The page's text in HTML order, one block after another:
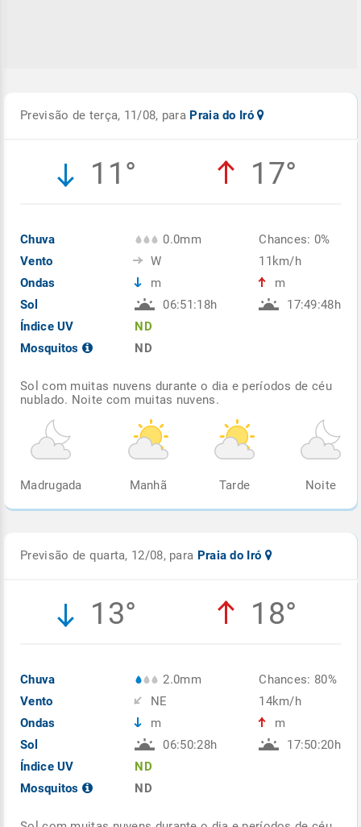
Previsão de terça, 11/08, para Praia do Iró
11° 17°
Chuva
Vento
Ondas
Sol
Índice UV
Mosquitos
0.0mm
W
m
06:51:18h
ND
ND
Chances: 0%
11km/h
m
17:49:48h
Sol com muitas nuvens durante o dia e períodos de céu
nublado. Noite com muitas nuvens.
Madrugada Manhã Tarde Noite
Previsão de quarta, 12/08, para Praia do Iró
13° 18°
Chuva
Vento
Ondas
Sol
Índice UV
Mosquitos
2.0mm
NE
m
06:50:28h
ND
ND
Chances: 80%
14km/h
m
17:50:20h